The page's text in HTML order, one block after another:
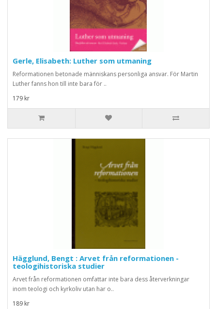
Gerle, Elisabeth: Luther som utmaning
Reformationen betonade människans personliga ansvar. För Martin
Luther fanns hon till inte bara för ..
179 kr
Hägglund, Bengt : Arvet från reformationen -
teologihistoriska studier
Arvet från reformationen omfattar inte bara dess återverkningar
inom teologi och kyrkoliv utan har o..
189 kr